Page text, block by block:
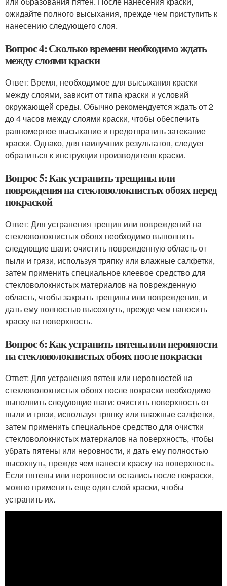
ожидайте полного высыхания, прежде чем приступить к
нанесению следующего слоя.
Вопрос 4: Сколько времени необходимо ждать
между слоями краски
Ответ: Время, необходимое для высыхания краски
между слоями, зависит от типа краски и условий
окружающей среды. Обычно рекомендуется ждать от 2
до 4 часов между слоями краски, чтобы обеспечить
равномерное высыхание и предотвратить затекание
краски. Однако, для наилучших результатов, следует
обратиться к инструкции производителя краски.
Вопрос 5: Как устранить трещины или
повреждения на стекловолокнистых обоях перед
покраской
Ответ: Для устранения трещин или повреждений на
стекловолокнистых обоях необходимо выполнить
следующие шаги: очистить поврежденную область от
пыли и грязи, используя тряпку или влажные салфетки,
затем применить специальное клеевое средство для
стекловолокнистых материалов на поврежденную
область, чтобы закрыть трещины или повреждения, и
дать ему полностью высохнуть, прежде чем наносить
краску на поверхность.
Вопрос 6: Как устранить пятены или неровности
на стекловолокнистых обоях после покраски
Ответ: Для устранения пятен или неровностей на
стекловолокнистых обоях после покраски необходимо
выполнить следующие шаги: очистить поверхность от
пыли и грязи, используя тряпку или влажные салфетки,
затем применить специальное средство для очистки
стекловолокнистых материалов на поверхность, чтобы
убрать пятены или неровности, и дать ему полностью
высохнуть, прежде чем нанести краску на поверхность.
Если пятены или неровности остались после покраски,
можно применить еще один слой краски, чтобы
устранить их.